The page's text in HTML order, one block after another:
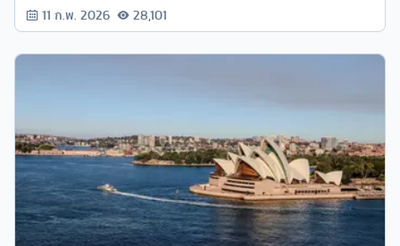
เฉพาะใครที่อยากจะมาเรียนต่อ
11 ก.พ. 2026 28,101